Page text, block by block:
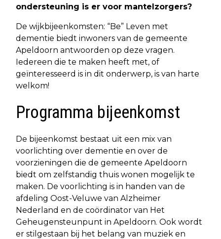
ondersteuning is er voor mantelzorgers?
De wijkbijeenkomsten: “Be” Leven met
dementie biedt inwoners van de gemeente
Apeldoorn antwoorden op deze vragen.
Iedereen die te maken heeft met, of
geïnteresseerd is in dit onderwerp, is van harte
welkom!
Programma bijeenkomst
De bijeenkomst bestaat uit een mix van
voorlichting over dementie en over de
voorzieningen die de gemeente Apeldoorn
biedt om zelfstandig thuis wonen mogelijk te
maken. De voorlichting is in handen van de
afdeling Oost-Veluwe van Alzheimer
Nederland en de coördinator van Het
Geheugensteunpunt in Apeldoorn. Ook wordt
er stilgestaan bij het belang van muziek en